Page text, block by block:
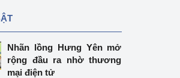
Nhãn lồng Hưng Yên mở
rộng đầu ra nhờ thương
mại điện tử